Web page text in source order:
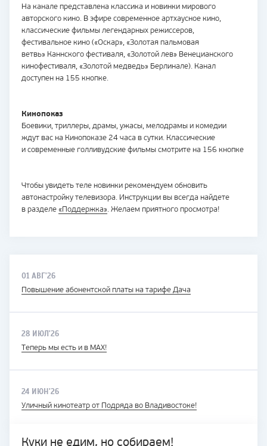
Куки не едим, но собираем!
На канале представлена классика и новинки мирового
авторского кино. В эфире современное артхаусное кино,
классические фильмы легендарных режиссеров,
фестивальное кино («Оскар», «Золотая пальмовая
ветвь» Каннского фестиваля, «Золотой лев» Венецианского
кинофестиваля, «Золотой медведь» Берлинале). Канал
доступен на 155 кнопке.
Кинопоказ
Боевики, триллеры, драмы, ужасы, мелодрамы и комедии
ждут вас на Кинопоказе 24 часа в сутки. Классические
и современные голливудские фильмы смотрите на 156 кнопке
Чтобы увидеть теле новинки рекомендуем обновить
автонастройку телевизора. Инструкции вы всегда найдете
в разделе «Поддержка». Желаем приятного просмотра!
01 АВГ'26
Повышение абонентской платы на тарифе Дача
28 ИЮЛ'26
Теперь мы есть и в MAX!
24 ИЮН'26
Уличный кинотеатр от Подряда во Владивостоке!